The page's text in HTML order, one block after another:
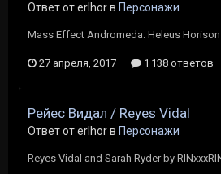
Ответ от erlhor в Персонажи
Mass Effect Andromeda: Heleus
27 апреля, 2017 1 138 ответов
Рейес Видал / Reyes Vidal
Ответ от erlhor в Персонажи
Reyes Vidal and Sarah Ryder by